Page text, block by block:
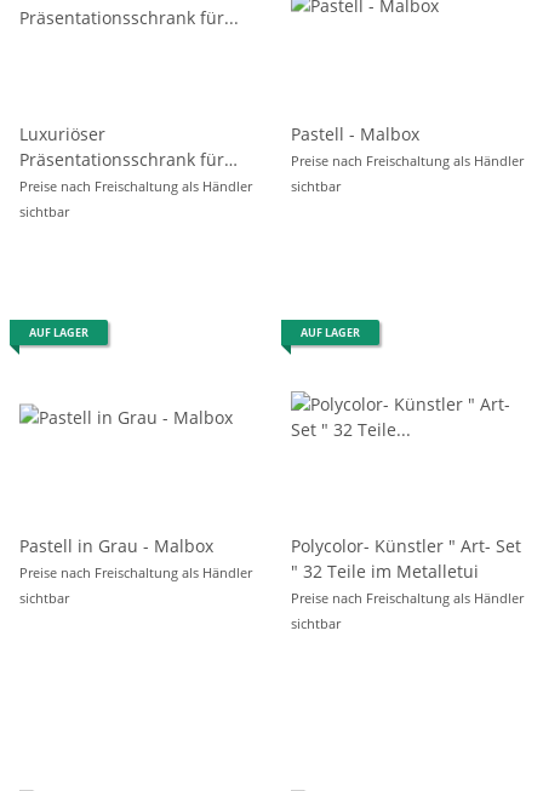
Luxuriöser
Präsentationsschrank für
Künstlerprodukte
Preise nach Freischaltung als Händler
sichtbar
Pastell - Malbox
Preise nach Freischaltung als Händler
sichtbar
AUF LAGER
Pastell in Grau - Malbox
Preise nach Freischaltung als Händler
sichtbar
AUF LAGER
Polycolor- Künstler " Art- Set
" 32 Teile im Metalletui
Preise nach Freischaltung als Händler
sichtbar